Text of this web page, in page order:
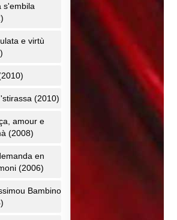
s'embila
e virtù
(2010)
amour e
(2008)
en
(2006)
Bambino